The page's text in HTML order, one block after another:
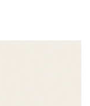
gift for friends and